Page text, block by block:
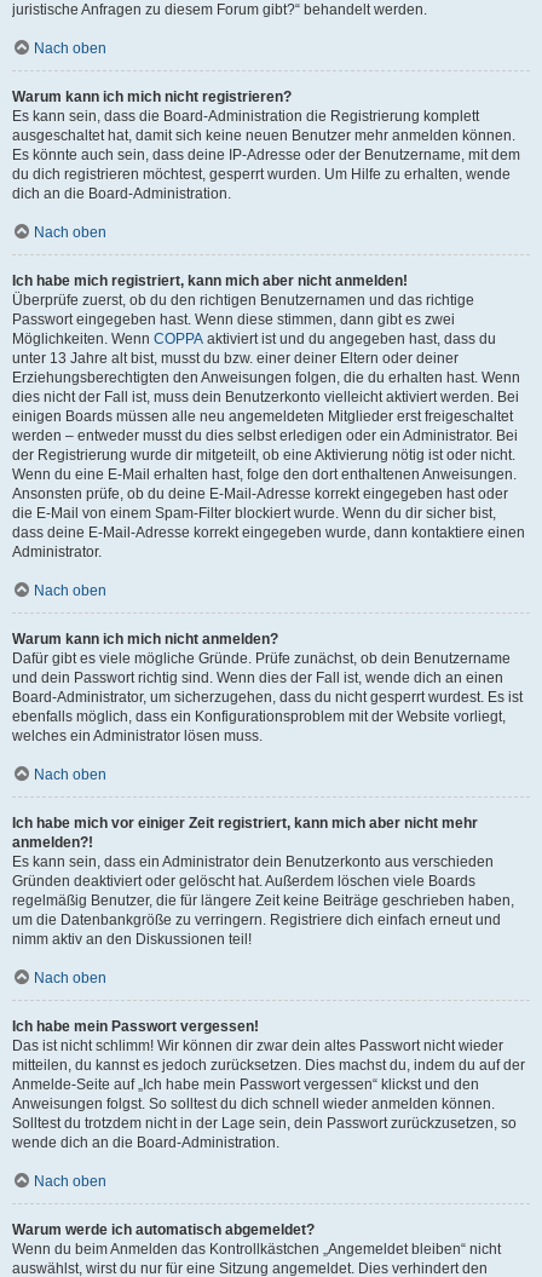
juristische Anfragen zu diesem Forum gibt?“ behandelt werden.
Nach oben
Warum kann ich mich nicht registrieren?
Es kann sein, dass die Board-Administration die Registrierung komplett
ausgeschaltet hat, damit sich keine neuen Benutzer mehr anmelden können.
Es könnte auch sein, dass deine IP-Adresse oder der Benutzername, mit dem
du dich registrieren möchtest, gesperrt wurden. Um Hilfe zu erhalten, wende
dich an die Board-Administration.
Nach oben
Ich habe mich registriert, kann mich aber nicht anmelden!
Überprüfe zuerst, ob du den richtigen Benutzernamen und das richtige
Passwort eingegeben hast. Wenn diese stimmen, dann gibt es zwei
Möglichkeiten. Wenn COPPA aktiviert ist und du angegeben hast, dass du
unter 13 Jahre alt bist, musst du bzw. einer deiner Eltern oder deiner
Erziehungsberechtigten den Anweisungen folgen, die du erhalten hast. Wenn
dies nicht der Fall ist, muss dein Benutzerkonto vielleicht aktiviert werden. Bei
einigen Boards müssen alle neu angemeldeten Mitglieder erst freigeschaltet
werden – entweder musst du dies selbst erledigen oder ein Administrator. Bei
der Registrierung wurde dir mitgeteilt, ob eine Aktivierung nötig ist oder nicht.
Wenn du eine E-Mail erhalten hast, folge den dort enthaltenen Anweisungen.
Ansonsten prüfe, ob du deine E-Mail-Adresse korrekt eingegeben hast oder
die E-Mail von einem Spam-Filter blockiert wurde. Wenn du dir sicher bist,
dass deine E-Mail-Adresse korrekt eingegeben wurde, dann kontaktiere einen
Administrator.
Nach oben
Warum kann ich mich nicht anmelden?
Dafür gibt es viele mögliche Gründe. Prüfe zunächst, ob dein Benutzername
und dein Passwort richtig sind. Wenn dies der Fall ist, wende dich an einen
Board-Administrator, um sicherzugehen, dass du nicht gesperrt wurdest. Es ist
ebenfalls möglich, dass ein Konfigurationsproblem mit der Website vorliegt,
welches ein Administrator lösen muss.
Nach oben
Ich habe mich vor einiger Zeit registriert, kann mich aber nicht mehr
anmelden?!
Es kann sein, dass ein Administrator dein Benutzerkonto aus verschieden
Gründen deaktiviert oder gelöscht hat. Außerdem löschen viele Boards
regelmäßig Benutzer, die für längere Zeit keine Beiträge geschrieben haben,
um die Datenbankgröße zu verringern. Registriere dich einfach erneut und
nimm aktiv an den Diskussionen teil!
Nach oben
Ich habe mein Passwort vergessen!
Das ist nicht schlimm! Wir können dir zwar dein altes Passwort nicht wieder
mitteilen, du kannst es jedoch zurücksetzen. Dies machst du, indem du auf der
Anmelde-Seite auf „Ich habe mein Passwort vergessen“ klickst und den
Anweisungen folgst. So solltest du dich schnell wieder anmelden können.
Solltest du trotzdem nicht in der Lage sein, dein Passwort zurückzusetzen, so
wende dich an die Board-Administration.
Nach oben
Warum werde ich automatisch abgemeldet?
Wenn du beim Anmelden das Kontrollkästchen „Angemeldet bleiben“ nicht
auswählst, wirst du nur für eine Sitzung angemeldet. Dies verhindert den